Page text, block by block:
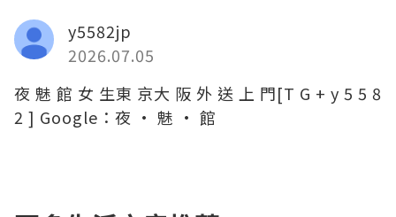
y5582jp
2026.07.05
夜 魅 館 女 生東 京大 阪 外 送 上 門[T G + y 5 5 8
2 ] Google：夜 · 魅 · 館